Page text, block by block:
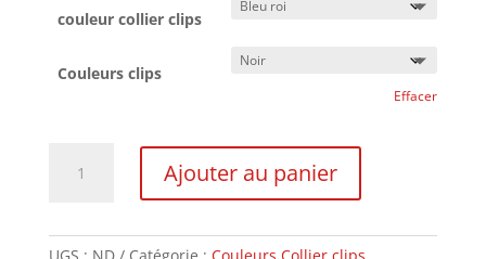
couleur collier clips
Couleurs clips
Effacer
Ajouter au panier